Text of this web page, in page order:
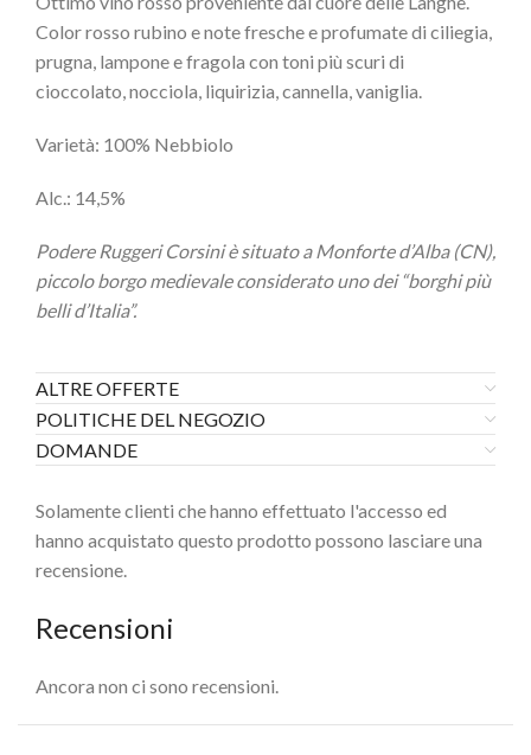
Color rosso rubino e note fresche e profumate di ciliegia,
prugna, lampone e fragola con toni più scuri di
cioccolato, nocciola, liquirizia, cannella, vaniglia.
Varietà: 100% Nebbiolo
Alc.: 14,5%
Podere Ruggeri Corsini è situato a Monforte d’Alba (CN),
piccolo borgo medievale considerato uno dei “borghi più
belli d’Italia”.
ALTRE OFFERTE
POLITICHE DEL NEGOZIO
DOMANDE
Recensioni
Ancora non ci sono recensioni.
Solamente clienti che hanno effettuato l'accesso ed
hanno acquistato questo prodotto possono lasciare una
recensione.